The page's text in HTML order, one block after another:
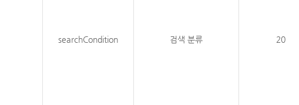
searchCondition 검색 분류 20